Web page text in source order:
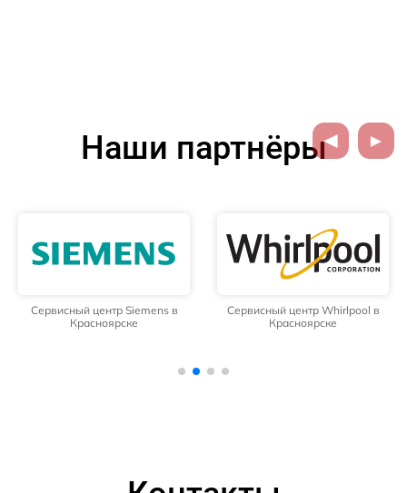
Наши партнёры
Сервисный центр Siemens в
Красноярске
Сервисный центр Whirlpool в
Красноярске